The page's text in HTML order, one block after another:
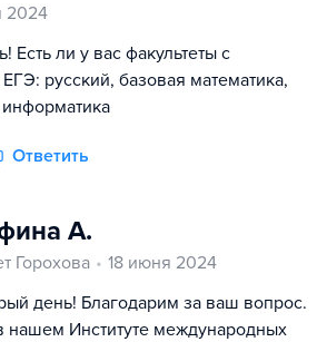
2024
Есть ли у вас факультеты с
русский, базовая математика,
Ответить
А.
Горохова
18 июня 2024
день! Благодарим за ваш вопрос.
нашем Институте международных